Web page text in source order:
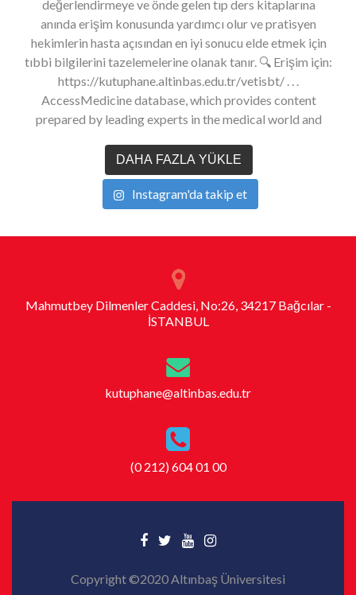
DAHA FAZLA YÜKLE
Instagram'da takip et
Mahmutbey Dilmenler Caddesi, No:26, 34217 Bağcılar -
İSTANBUL
kutuphane@altinbas.edu.tr
(0 212) 604 01 00
Copyright ©2020 Altınbaş Üniversitesi